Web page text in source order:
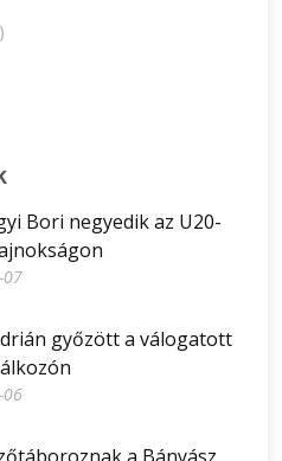
Bori negyedik az U20-
07
győzött a válogatott
06